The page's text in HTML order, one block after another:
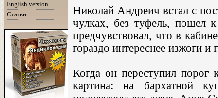
English version
Статьи
Николай Андреич встал с
чулках, без туфель, пошел
предчувствовал, что в
гораздо интереснее изжоги и
Когда он переступил порог
картина: на бархатной